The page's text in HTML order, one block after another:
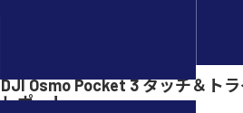
DJI Osmo Pocket 3 タッチ＆ト
レポート